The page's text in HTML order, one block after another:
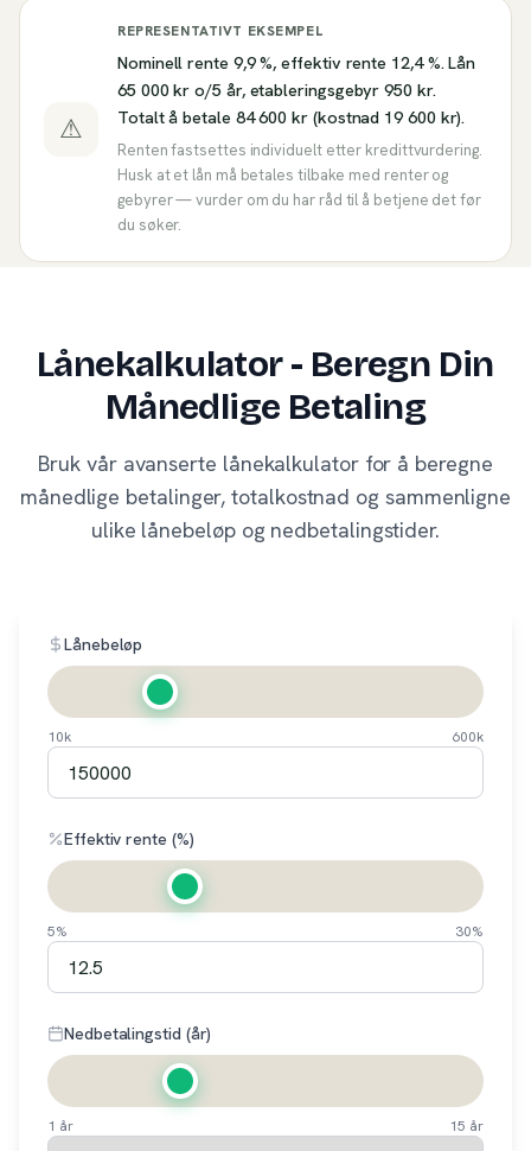
⚠
REPRESENTATIVT EKSEMPEL
Nominell rente 9,9 %, effektiv rente 12,4 %. Lån
65 000 kr o/5 år, etableringsgebyr 950 kr.
Totalt å betale 84 600 kr (kostnad 19 600 kr).
Renten fastsettes individuelt etter kredittvurdering.
Husk at et lån må betales tilbake med renter og
gebyrer — vurder om du har råd til å betjene det før
du søker.
Lånekalkulator - Beregn Din
Månedlige Betaling
Bruk vår avanserte lånekalkulator for å beregne
månedlige betalinger, totalkostnad og sammenligne
ulike lånebeløp og nedbetalingstider.
Lånebeløp
10k 600k
Effektiv rente (%)
5% 30%
Nedbetalingstid (år)
1 år 15 år